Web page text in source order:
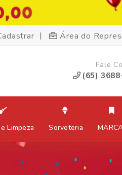
| Área do
Fale
(65)
Limpeza Sorveteria